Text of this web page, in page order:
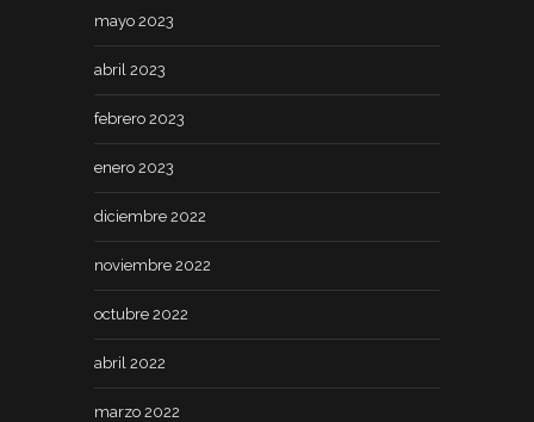
mayo 2023
abril 2023
febrero 2023
enero 2023
diciembre 2022
noviembre 2022
octubre 2022
abril 2022
marzo 2022